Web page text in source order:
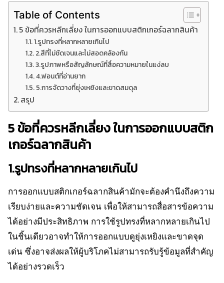
Table of Contents
5 ข้อที่ควรหลีกเลี่ยง ในการออกแบบสติกเกอร์ฉลากสินค้า
1.รูปทรงที่หลากหลายเกินไป
2.สีที่ไม่ชัดเจนและไม่สอดคล้องกัน
3.รูปภาพหรือสัญลักษณ์ที่สื่อความหมายในแง่ลบ
4.ฟอนต์ที่อ่านยาก
5.การจัดวางที่ยุ่งเหยิงและขาดสมดุล
สรุป
5 ข้อที่ควรหลีกเลี่ยง ในการออกแบบสติก
เกอร์ฉลากสินค้า
1.รูปทรงที่หลากหลายเกินไป
การออกแบบสติกเกอร์ฉลากสินค้ามักจะต้องคำนึงถึงความ
เรียบง่ายและความชัดเจน เพื่อให้สามารถสื่อสารข้อความ
ได้อย่างมีประสิทธิภาพ การใช้รูปทรงที่หลากหลายเกินไป
ในชิ้นเดียวอาจทำให้การออกแบบดูยุ่งเหยิงและขาดจุด
เด่น ซึ่งอาจส่งผลให้ผู้บริโภคไม่สามารถรับรู้ข้อมูลที่สำคัญ
ได้อย่างรวดเร็ว